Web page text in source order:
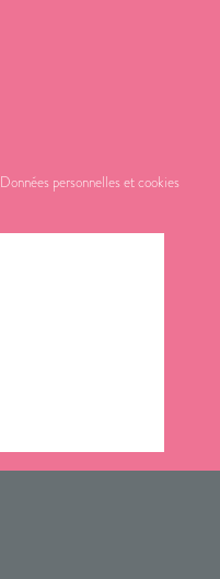
Données personnelles et cookies